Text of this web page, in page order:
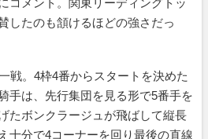
したのも頷けるほどの強さだっ
戦。4枠4番からスタートを決めた
手は、先行集団を見る形で5番手を
たボンクラージュが飛ばして縦長
十分で4コーナーを回り最後の直線